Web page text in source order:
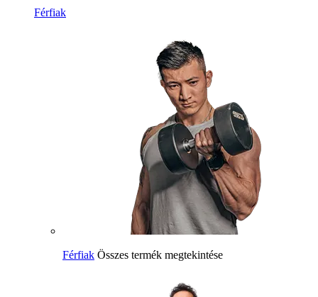
Férfiak
Férfiak Összes termék megtekintése